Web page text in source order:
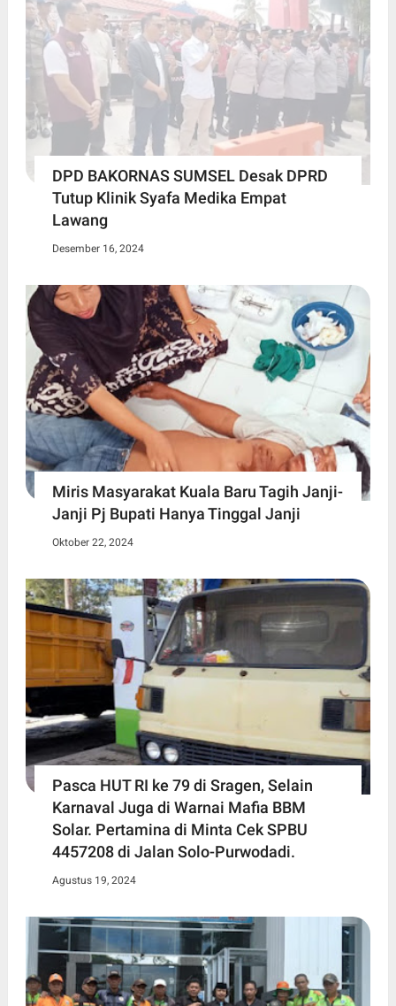
DPD BAKORNAS SUMSEL Desak DPRD
Tutup Klinik Syafa Medika Empat
Lawang
Desember 16, 2024
Miris Masyarakat Kuala Baru Tagih Janji-
Janji Pj Bupati Hanya Tinggal Janji
Oktober 22, 2024
Pasca HUT RI ke 79 di Sragen, Selain
Karnaval Juga di Warnai Mafia BBM
Solar. Pertamina di Minta Cek SPBU
4457208 di Jalan Solo-Purwodadi.
Agustus 19, 2024